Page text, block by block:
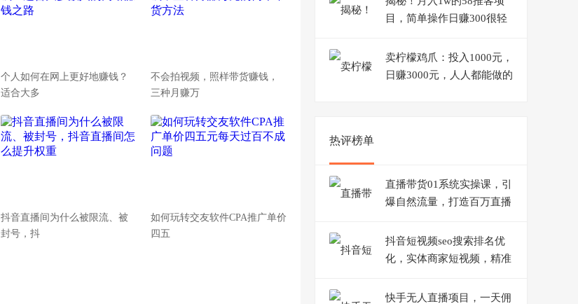
个人如何在网上更好地赚钱？
适合大多
不会拍视频，照样带货赚钱，
三种月赚万
抖音直播间为什么被限流、被
封号，抖
如何玩转交友软件CPA推广单价
四五
目，简单操作日赚300很轻
卖柠檬鸡爪：投入1000元，
日赚3000元，人人都能做的
热评榜单
直播带货01系统实操课，引
爆自然流量，打造百万直播
抖音短视频seo搜索排名优
化，实体商家短视频，精准
快手无人直播项目，一天佣